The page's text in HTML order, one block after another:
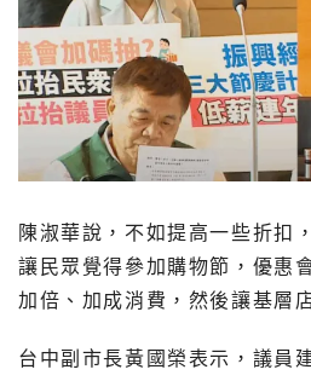
陳淑華說，不如提高一些折扣
讓民眾覺得參加購物節，優惠
加倍、加成消費，然後讓基層
台中副市長黃國榮表示，議員